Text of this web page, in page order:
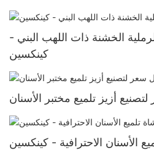
الخشنة ذات اللهب البني -
كينكسين
الأسنان الاحترافية - كينكسين